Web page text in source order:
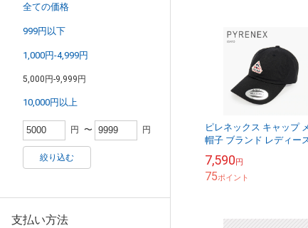
全ての価格
999円以下
1,000円-4,999円
5,000円-9,999円
10,000円以上
円 〜 円
絞り込む
支払い方法
ピレネックス キャップ
帽子 ブランド レディー
クス おしゃれ アウトドア
ザード P...
7,590円
75ポイント